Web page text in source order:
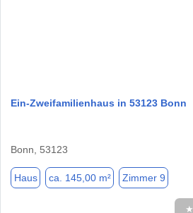
Ein-Zweifamilienhaus in 53123 Bonn
Bonn, 53123
Haus ca. 145,00 m² Zimmer 9
★